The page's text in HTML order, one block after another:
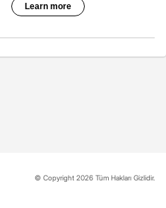
© Copyright 2026 Tüm Hakları Gizlidir.